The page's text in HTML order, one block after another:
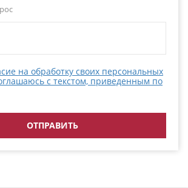
на обработку своих персональных
с текстом, приведенным по